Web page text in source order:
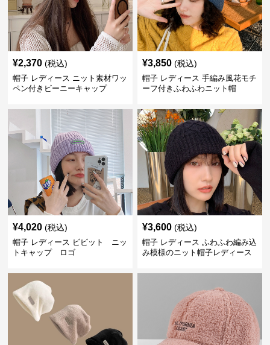
¥2,370 (税込)
帽子 レディース ニット素材ワッ
ペン付きビーニーキャップ
¥3,850 (税込)
帽子 レディース 手編み風花モチ
ーフ付きふわふわニット帽
¥4,020 (税込)
帽子 レディース ビビット ニッ
トキャップ ロゴ
¥3,600 (税込)
帽子 レディース ふわふわ編み込
み模様のニット帽子レディース